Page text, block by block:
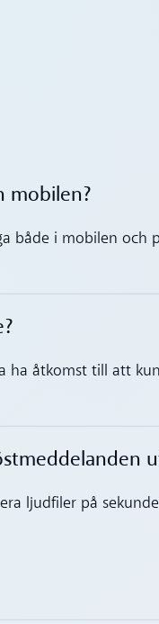
mobilen?
både i mobilen och
ha åtkomst till att
ljudfiler på